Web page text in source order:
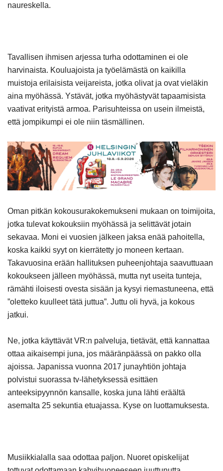
naureskella.
Tavallisen ihmisen arjessa turha odottaminen ei ole
harvinaista. Kouluajoista ja työelämästä on kaikilla
muistoja erilaisista veijareista, jotka olivat ja ovat vieläkin
aina myöhässä. Ystävät, jotka myöhästyvät tapaamisista
vaativat erityistä armoa. Parisuhteissa on usein ilmeistä,
että jompikumpi ei ole niin täsmällinen.
Oman pitkän kokousurakokemukseni mukaan on toimijoita,
jotka tulevat kokouksiin myöhässä ja selittävät jotain
sekavaa. Moni ei vuosien jälkeen jaksa enää pahoitella,
koska kaikki syyt on kierrätetty jo moneen kertaan.
Takavuosina erään hallituksen puheenjohtaja saavuttuaan
kokoukseen jälleen myöhässä, mutta nyt useita tunteja,
rämähti iloisesti ovesta sisään ja kysyi riemastuneena, että
”oletteko kuulleet tätä juttua”. Juttu oli hyvä, ja kokous
jatkui.
Ne, jotka käyttävät VR:n palveluja, tietävät, että kannattaa
ottaa aikaisempi juna, jos määränpäässä on pakko olla
ajoissa. Japanissa vuonna 2017 junayhtiön johtaja
polvistui suorassa tv-lähetyksessä esittäen
anteeksipyynnön kansalle, koska juna lähti eräältä
asemalta 25 sekuntia etuajassa. Kyse on luottamuksesta.
Musiikkialalla saa odottaa paljon. Nuoret opiskelijat